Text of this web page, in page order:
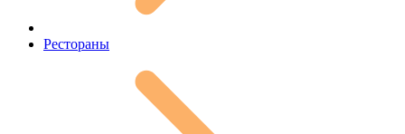
Рестораны